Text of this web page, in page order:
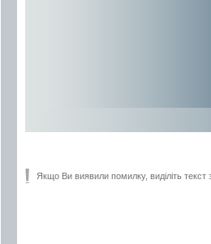
Якщо Ви виявили помилку, виділіть